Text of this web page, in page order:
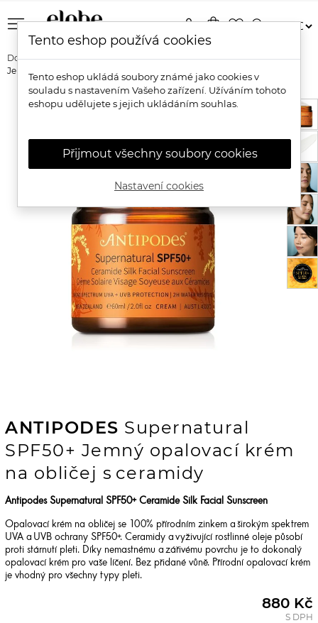
menu shopping_bagfavorite_bordersearch
person
Domů Značky Antipodes
Antipodes Supernatural SPF50+
Jemný opalovací krém na obličej s ceramidy
ANTIPODES Supernatural
SPF50+ Jemný opalovací krém
na obličej s ceramidy
Antipodes Supernatural SPF50+ Ceramide Silk Facial Sunscreen
Opalovací krém na obličej se 100% přírodním zinkem a širokým spektrem
UVA a UVB ochrany SPF50+. Ceramidy a vyživující rostlinné oleje působí
proti stárnutí pleti. Díky nemastnému a zářivému povrchu je to dokonalý
opalovací krém pro vaše líčení. Bez přidané vůně. Přírodní opalovací krém
je vhodný pro všechny typy pleti.
880 Kč
S DPH
Tento eshop používá cookies
Tento eshop ukládá soubory známé jako cookies v
souladu s nastavením Vašeho zařízení. Užíváním tohoto
eshopu udělujete s jejich ukládáním souhlas.
Přijmout všechny soubory cookies
Nastavení cookies